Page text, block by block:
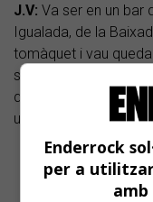
J.V: Va ser en un bar
Igualada, de la
tomàquet i vau
sentir. Jo vaig arribar
que ha fet en Joan”.
una cançonassa.
Enderrock
per a